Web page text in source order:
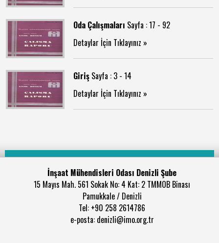
Oda Çalışmaları Sayfa : 17 - 92
Detaylar İçin Tıklayınız »
Giriş Sayfa : 3 - 14
Detaylar İçin Tıklayınız »
İnşaat Mühendisleri Odası Denizli Şube
15 Mayıs Mah. 561 Sokak No: 4 Kat: 2 TMMOB Binası
Pamukkale / Denizli
Tel: +90 258 2614786
e-posta: denizli@imo.org.tr